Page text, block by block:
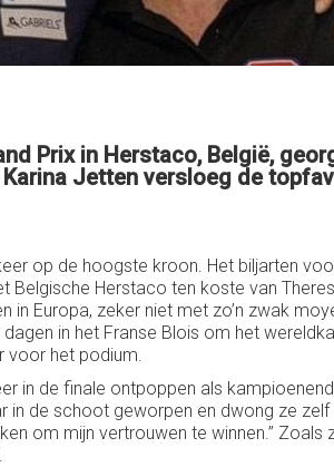
Prix in Herstaco, België,
Jetten versloeg de
op de hoogste kroon. Het biljarten
Herstaco ten koste van
Europa, zeker niet met zo’n zwak
in het Franse Blois om het
voor het podium.
in de finale ontpoppen als
de schoot geworpen en dwong ze
om mijn vertrouwen te winnen.’’